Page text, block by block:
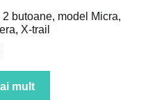
butoane, model Micra,
X-trail
mult